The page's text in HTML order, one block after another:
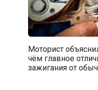
Моторист
чём главное
зажигания от